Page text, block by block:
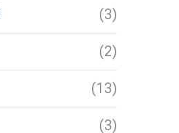
(3)
(2)
(13)
(3)